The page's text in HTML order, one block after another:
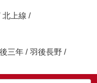
北上線 /
後三年 / 羽後長野 /